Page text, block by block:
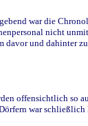
war die
nicht
und dahinter
offensichtlich so
war